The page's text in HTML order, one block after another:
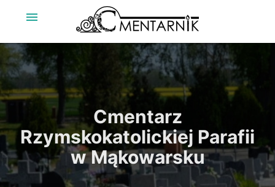
menu
Cmentarz
Rzymskokatolickiej Parafii
w Mąkowarsku